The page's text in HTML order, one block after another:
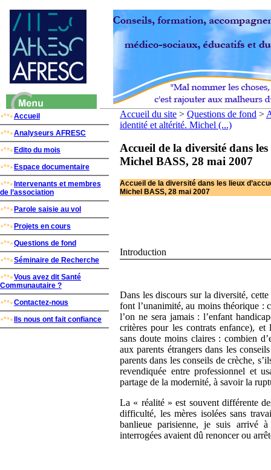
Accueil
Analyseurs AFRESC
Edito du mois
Espace documentaire
Intervenants et membres
de l’association
Parole saisie au vol
Projets en cours
Questions de fond
Séminaire de Recherche
Vous avez dit Santé
Communautaire ?
Contactez-nous
Ils nous ont fait confiance
Accueil du site > Questions de fond >
identité et altérité. Michel (...)
Accueil de la diversité dans
Michel BASS, 28 mai 2007
Accueil de la diversité dans les lieux
Michel BASS, 28 mai 2007
Introduction
Dans les discours sur la diversité,
font l’unanimité, au moins théorique :
l’on ne sera jamais : l’enfant
critères pour les contrats enfance), et
sans doute moins claires : combien
aux parents étrangers dans les
parents dans les conseils de crèche,
revendiquée entre professionnel et
partage de la modernité, à savoir la
La « réalité » est souvent différente
difficulté, les mères isolées sans
banlieue parisienne, je suis arrivé
interrogées avaient dû renoncer ou